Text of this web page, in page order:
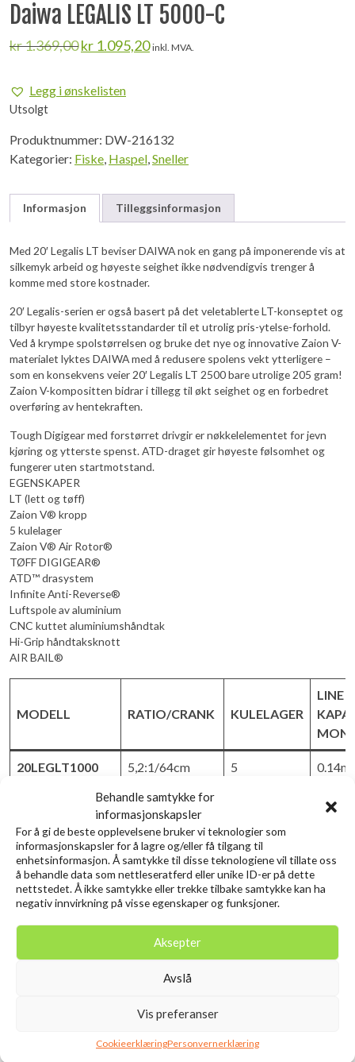
Behandle samtykke for
informasjonskapsler
For å gi de beste opplevelsene bruker vi teknologier som
informasjonskapsler for å lagre og/eller få tilgang til
enhetsinformasjon. Å samtykke til disse teknologiene vil tillate oss
å behandle data som nettleseratferd eller unike ID-er på dette
nettstedet. Å ikke samtykke eller trekke tilbake samtykke kan ha
negativ innvirkning på visse egenskaper og funksjoner.
Aksepter
Avslå
Vis preferanser
CookieerklæringPersonvernerklæring
Daiwa LEGALIS LT 5000-C
kr1.369,00 Opprinnelig
kr 1.369,00.
kr 1.095,20Nåværende
inkl. MVA.
Legg i ønskelisten
Utsolgt
Produktnummer: DW-216132
Kategorier: Fiske, Haspel,Sneller
Informasjon Tilleggsinformasjon
Med 20′ Legalis LT beviser DAIWA nok en gang på imponerende vis at
silkemyk arbeid og høyeste seighet ikke nødvendigvis trenger å
komme med store kostnader.
20′ Legalis-serien er også basert på det veletablerte LT-konseptet og
tilbyr høyeste kvalitetsstandarder til et utrolig pris-ytelse-forhold.
Ved å krympe spolstørrelsen og bruke det nye og innovative Zaion V-
materialet lyktes DAIWA med å redusere spolens vekt ytterligere –
som en konsekvens veier 20′ Legalis LT 2500 bare utrolige 205 gram!
Zaion V-kompositten bidrar i tillegg til økt seighet og en forbedret
overføring av hentekraften.
Tough Digigear med forstørret drivgir er nøkkelelementet for jevn
kjøring og ytterste spenst. ATD-draget gir høyeste følsomhet og
fungerer uten startmotstand.
EGENSKAPER
LT (lett og tøff)
Zaion V® kropp
5 kulelager
Zaion V® Air Rotor®
TØFF DIGIGEAR®
ATD™ drasystem
Infinite Anti-Reverse®
Luftspole av aluminium
CNC kuttet aluminiumshåndtak
Hi-Grip håndtaksknott
AIR BAIL®
MODELL RATIO/CRANK KULELAGER
LINE
20LEGLT1000 5,2:1/64cm 5
20LEGLT2000 5,2:1/68cm
20LEGLT2500 5,3:1/75cm 5
20LEGLT3000-C 5,3:1/80cm 5
20LEGLT4000-C 5,2:1/82cm 5
20LEGLT5000-C 5,2:1/87cm 5
20LEGLT6000 5,1:1/92cm 5
Relaterte produkter